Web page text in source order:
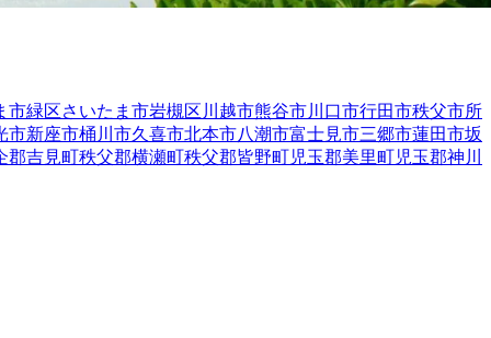
市緑区さいたま市岩槻区 川越市熊谷市川口市行田市秩父市所
市新座市桶川市久喜市北本市八潮市富士見市三郷市蓮田市坂
郡吉見町秩父郡横瀬町秩父郡皆野町児玉郡美里町児玉郡神川